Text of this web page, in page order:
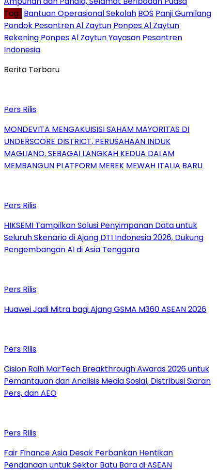
Tag : Bantuan Operasional Sekolah BOS Panji Gumilang
Pondok Pesantren Al Zaytun Ponpes Al Zaytun
Rekening Ponpes Al ZaytunYayasan Pesantren
Indonesia
Berita Terbaru
Pers Rilis
MONDEVITA MENGAKUISISI SAHAM MAYORITAS DI
UNDERSCORE DISTRICT, PERUSAHAAN INDUK
MAGLIANO, SEBAGAI LANGKAH KEDUA DALAM
MEMBANGUN PLATFORM MEREK MEWAH ITALIA BARU
Pers Rilis
HIKSEMI Tampilkan Solusi Penyimpanan Data untuk
Seluruh Skenario di Ajang DTI Indonesia 2026, Dukung
Pengembangan AI di Asia Tenggara
Pers Rilis
Huawei Jadi Mitra bagi Ajang GSMA M360 ASEAN 2026
Pers Rilis
Cision Raih MarTech Breakthrough Awards 2026 untuk
Pemantauan dan Analisis Media Sosial, Distribusi Siaran
Pers, dan AEO
Pers Rilis
Fair Finance Asia Desak Perbankan Hentikan
Pendanaan untuk Sektor Batu Bara di ASEAN